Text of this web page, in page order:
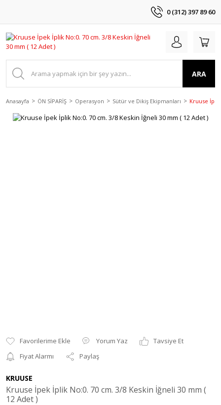
0 (312) 397 89 60
ARA
Anasayfa ÖN SİPARİŞ Operasyon Sütür ve Dikiş Ekipmanları Kruuse
Yorum Yaz
Tavsiye Et
Fiyat Alarmı
Paylaş
KRUUSE
Kruuse İpek İplik No:0. 70 cm. 3/8 Keskin İğneli 30 mm (
12 Adet )